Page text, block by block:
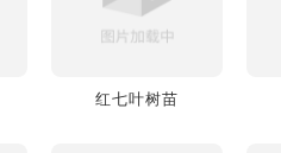
红七叶树苗